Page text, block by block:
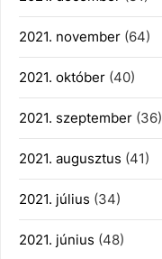
2021. november (64)
2021. október (40)
2021. szeptember (36)
2021. augusztus (41)
2021. július (34)
2021. június (48)